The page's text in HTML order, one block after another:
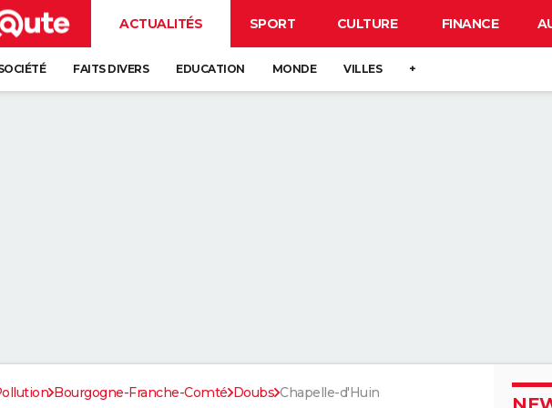
ACTUALITÉS SPORT CULTURE FINANCE
FAITS DIVERS EDUCATION MONDE VILLES +
Bourgogne-Franche-Comté Doubs Chapelle-d'Huin